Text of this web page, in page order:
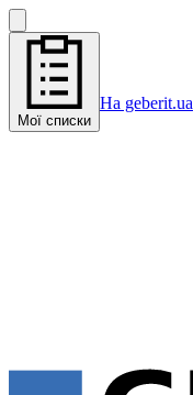
Мої списки
На geberit.ua